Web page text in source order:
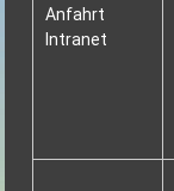
Anfahrt
Intranet